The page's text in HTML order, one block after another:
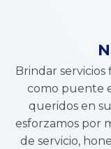
Brindar
como puente
queridos en
esforzamos por
de servicio,